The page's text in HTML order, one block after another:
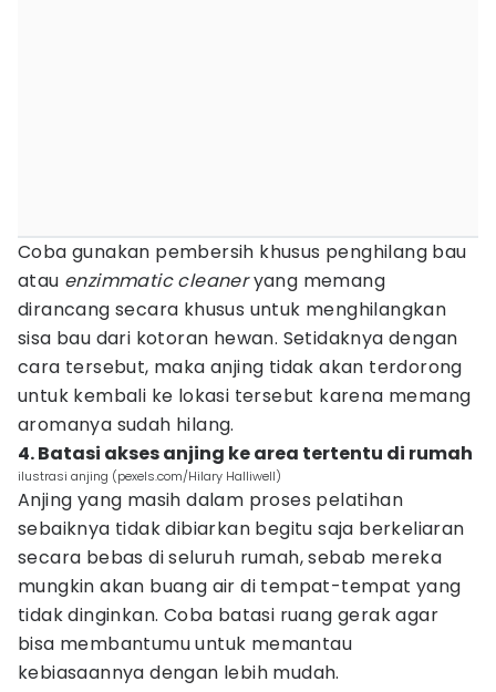
Coba gunakan pembersih khusus penghilang bau
atau enzimmatic cleaneryang memang
dirancang secara khusus untuk menghilangkan
sisa bau dari kotoran hewan. Setidaknya dengan
cara tersebut, maka anjing tidak akan terdorong
untuk kembali ke lokasi tersebut karena memang
aromanya sudah hilang.
4. Batasi akses anjing ke area tertentu di rumah
ilustrasi anjing (pexels.com/Hilary Halliwell)
Anjing yang masih dalam proses pelatihan
sebaiknya tidak dibiarkan begitu saja berkeliaran
secara bebas di seluruh rumah, sebab mereka
mungkin akan buang air di tempat-tempat yang
tidak dinginkan. Coba batasi ruang gerak agar
bisa membantumu untuk memantau
kebiasaannya dengan lebih mudah.